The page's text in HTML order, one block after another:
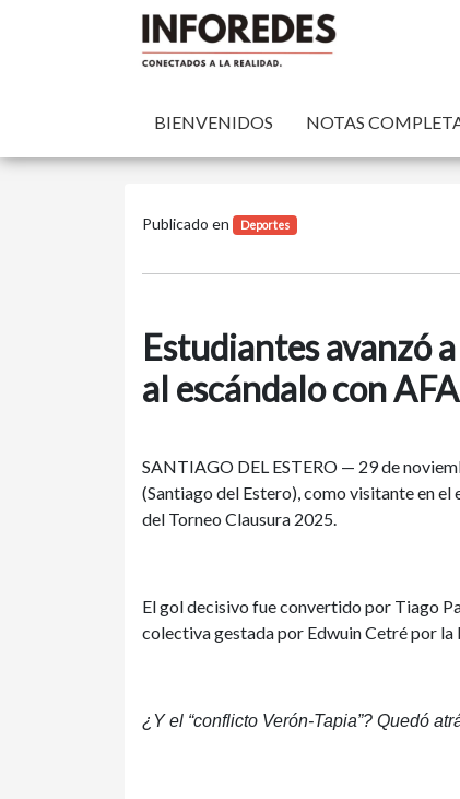
BIENVENIDOS NOTAS
Publicado en Deportes
Estudiantes avanzó
al escándalo con AFA
SANTIAGO DEL ESTERO — 29 de
(Santiago del Estero), como visitante en el
del Torneo Clausura 2025.
El gol decisivo fue convertido por Tiago
colectiva gestada por Edwuin Cetré por la
¿Y el “conflicto Verón-Tapia”? Quedó